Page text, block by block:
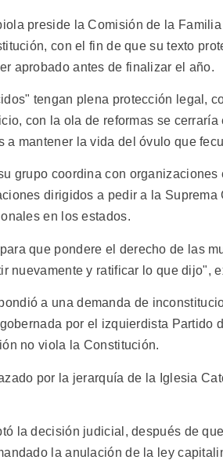
preside la Comisión de la
con el fin de que su texto
aprobado antes de finalizar el año.
tengan plena protección legal,
con la ola de reformas se
mantener la vida del óvulo que
grupo coordina con
dirigidos a pedir a la Suprema
en los estados.
que pondere el derecho de las
nuevamente y ratificar lo que dijo",
a una demanda de
por el izquierdista Partido
no viola la Constitución.
por la jerarquía de la Iglesia
la decisión judicial, después de
la anulación de la ley